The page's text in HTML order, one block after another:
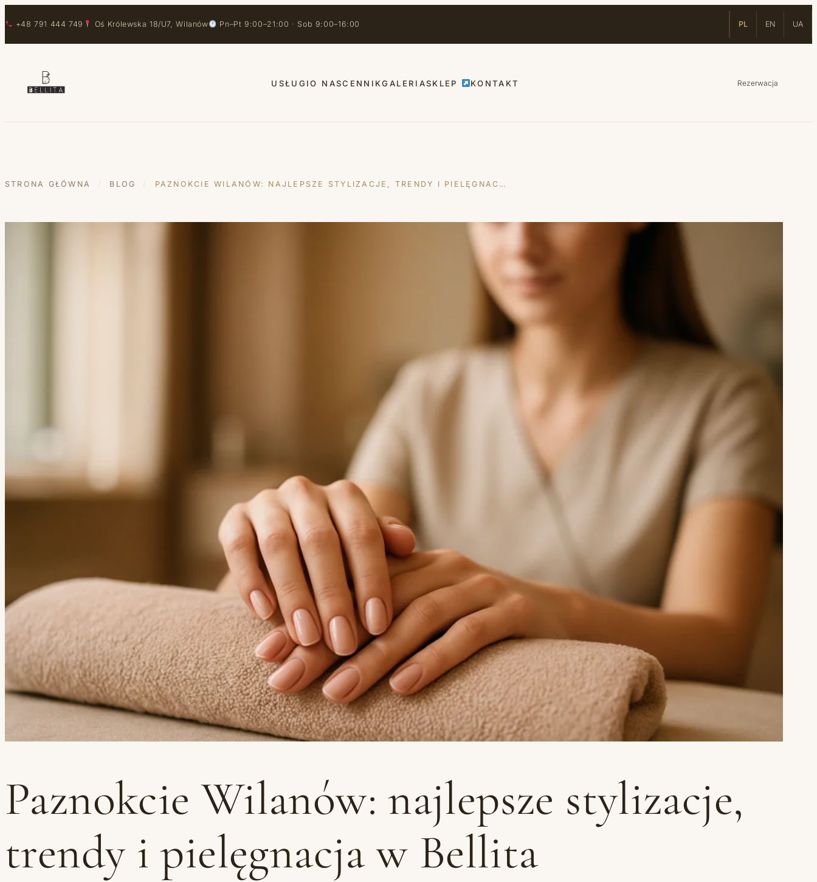
+48 791 444 749 Oś Królewska 18/U7, Wilanów Pn–Pt 9:00–21:00 · Sob 9:00–16:00 PL EN UA
USŁUGIO NASCENNIKGALERIASKLEP KONTAKT Rezerwacja
STRONA GŁÓWNA / BLOG / PAZNOKCIE WILANÓW: NAJLEPSZE STYLIZACJE, TRENDY I PIELĘGNAC…
Paznokcie Wilanów: najlepsze stylizacje,
trendy i pielęgnacja w Bellita